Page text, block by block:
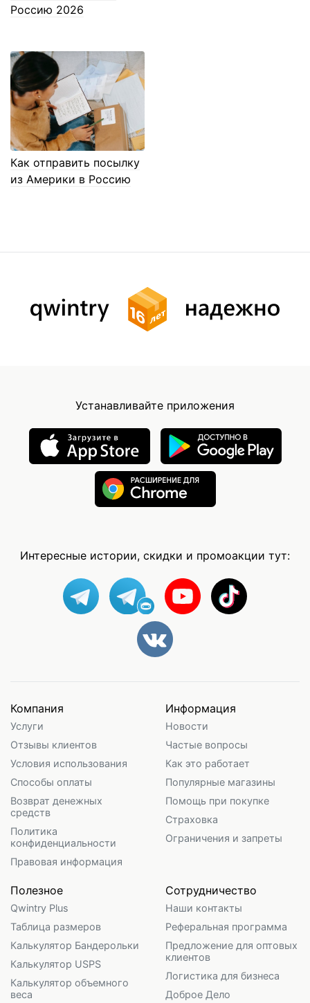
Россию 2026
Как отправить посылку
из Америки в Россию
Устанавливайте приложения
Интересные истории, скидки и промоакции тут:
Компания
Услуги
Отзывы клиентов
Условия использования
Способы оплаты
Возврат денежных
средств
Политика
конфиденциальности
Правовая информация
Информация
Новости
Частые вопросы
Как это работает
Популярные магазины
Помощь при покупке
Страховка
Ограничения и запреты
Полезное
Qwintry Plus
Таблица размеров
Калькулятор Бандерольки
Калькулятор USPS
Калькулятор объемного
веса
Сотрудничество
Наши контакты
Реферальная программа
Предложение для оптовых
клиентов
Логистика для бизнеса
Доброе Дело